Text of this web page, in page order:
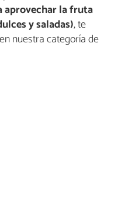
aprovechar la fruta
y saladas), te
nuestra categoría de